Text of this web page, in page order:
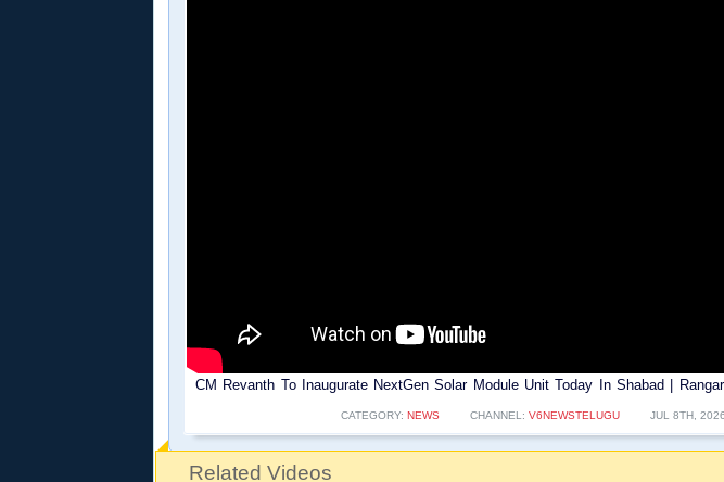
CM Revanth To Inaugurate NextGen Solar Module Unit Today In Shabad |
CATEGORY: NEWS CHANNEL:V6NEWSTELUGU JUL 8TH, 2026
Related Videos